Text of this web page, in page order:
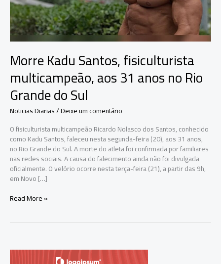
Morre Kadu Santos, fisiculturista
multicampeão, aos 31 anos no Rio
Grande do Sul
Noticias Diarias/Deixe um comentário
O fisiculturista multicampeão Ricardo Nolasco dos Santos, conhecido
como Kadu Santos, faleceu nesta segunda-feira (20), aos 31 anos,
no Rio Grande do Sul. A morte do atleta foi confirmada por familiares
nas redes sociais. A causa do falecimento ainda não foi divulgada
oficialmente. O velório ocorre nesta terça-feira (21), a partir das 9h,
em Novo […]
Morre
aos
Read More »